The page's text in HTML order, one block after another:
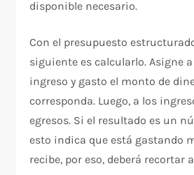
disponible necesario.
Con el presupuesto
siguiente es calcularlo. Asigne
ingreso y gasto el monto de
corresponda. Luego, a los
egresos. Si el resultado es un
esto indica que está gastando
recibe, por eso, deberá recortar